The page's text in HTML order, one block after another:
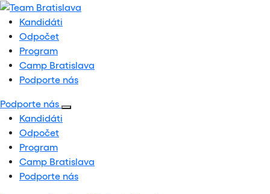
Kandidáti
Odpočet
Program
Camp Bratislava
Podporte nás
Podporte nás
Kandidáti
Odpočet
Program
Camp Bratislava
Podporte nás